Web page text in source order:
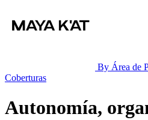
By Área de
Coberturas
Autonomía,